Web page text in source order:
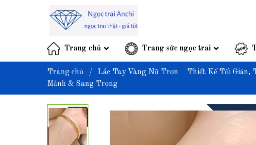
Trang chủ Trang sức ngọc trai
Trang chủ / Lắc Tay Vàng Nữ Trơn – Thiết Kế Tối Giản,
Mảnh & Sang Trọng